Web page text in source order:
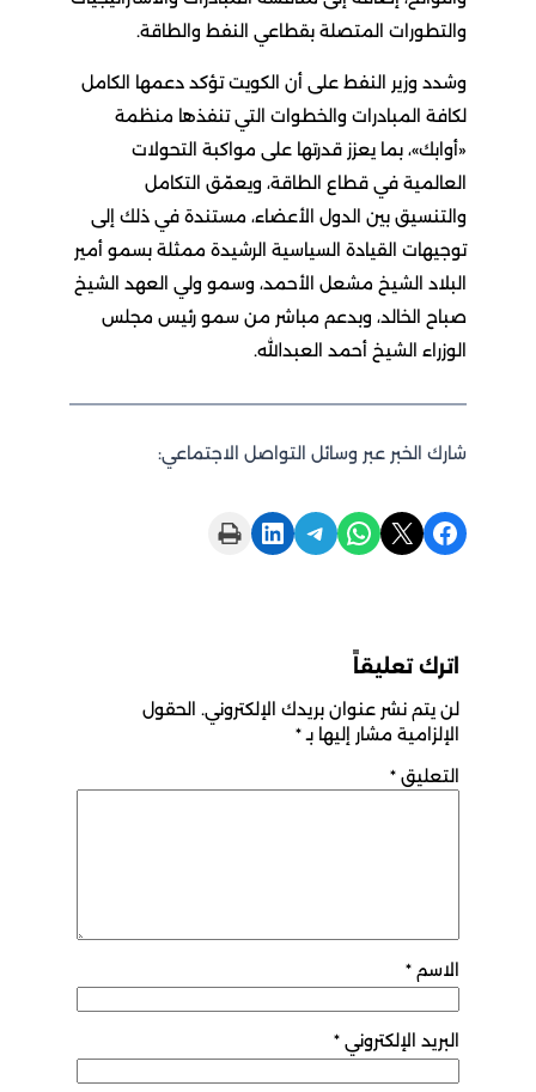
والتطورات المتصلة بقطاعي النفط والطاقة.
وشدد وزير النفط على أن الكويت تؤكد دعمها الكامل
لكافة المبادرات والخطوات التي تنفذها منظمة
«أوابك»، بما يعزز قدرتها على مواكبة التحولات
العالمية في قطاع الطاقة، ويعمّق التكامل
والتنسيق بين الدول الأعضاء، مستندة في ذلك إلى
توجيهات القيادة السياسية الرشيدة ممثلة بسمو أمير
البلاد الشيخ مشعل الأحمد، وسمو ولي العهد الشيخ
صباح الخالد، وبدعم مباشر من سمو رئيس مجلس
الوزراء الشيخ أحمد العبدالله.
شارك الخبر عبر وسائل التواصل الاجتماعي:
Share on Facebook
Share on X
Share on WhatsApp
Share on Telegram
Share on LinkedIn
Print this Page
اترك تعليقاً
لن يتم نشر عنوان بريدك الإلكتروني. الحقول
الإلزامية مشار إليها بـ*
التعليق *
الاسم *
البريد الإلكتروني *